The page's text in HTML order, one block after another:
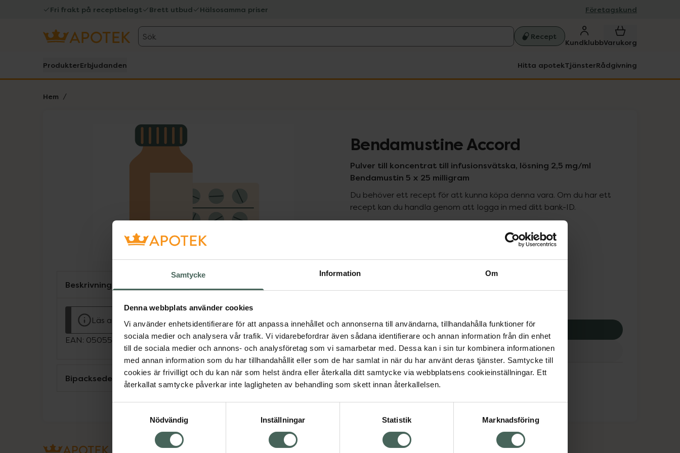
Samtycke Information Om
Denna webbplats använder cookies
Vi använder enhetsidentifierare för att anpassa innehållet och annonserna till användarna, tillhandahålla funktioner för
sociala medier och analysera vår trafik. Vi vidarebefordrar även sådana identifierare och annan information från din enhet
till de sociala medier och annons- och analysföretag som vi samarbetar med. Dessa kan i sin tur kombinera informationen
med annan information som du har tillhandahållit eller som de har samlat in när du har använt deras tjänster. Samtycke till
cookies är frivilligt och du kan när som helst ändra eller återkalla ditt samtycke via webbplatsens cookieinställningar. Ett
återkallat samtycke påverkar inte lagligheten av behandling som skett innan återkallelsen.
Nödvändig
Inställningar Statistik Marknadsföring
Fri frakt på receptbelagt Brett utbud Hälsosamma priser Företagskund
Sök Recept
KundklubbVarukorg
ProdukterErbjudanden Hitta apotekTjänsterRådgivning
Hem
Lista: . Innehåller 1 objekt. Bendamustine Accord
Pulver till koncentrat till infusionsvätska, lösning 2,5 mg/ml
Bendamustin 5 x 25 milligram
Du behöver ett recept för att kunna köpa denna vara. Om du har ett
recept kan du handla genom att logga in med ditt bank-ID.
Pris med recept
3430,75 kr
Köp via ditt recept
Aktuella erbjudanden
Beskrivning
Läs alltid bipacksedeln innan användning.
EAN: 05055565724798
Bipacksedel från FASS Visa
Om recept och läkemedel